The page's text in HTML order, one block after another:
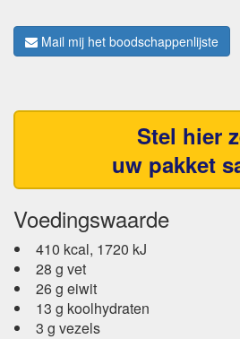
Mail mij het boodschappenlijste
Stel hier
uw pakket
Voedingswaarde
410 kcal, 1720 kJ
28 g vet
26 g eiwit
13 g koolhydraten
3 g vezels